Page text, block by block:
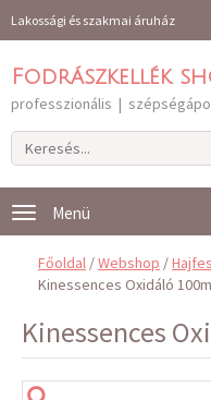
Lakossági és szakmai áruház
Fodrászkellék
professzionális |
Toggle
navigation
Főoldal /Webshop /
Kinessences Oxidáló
Kinessences